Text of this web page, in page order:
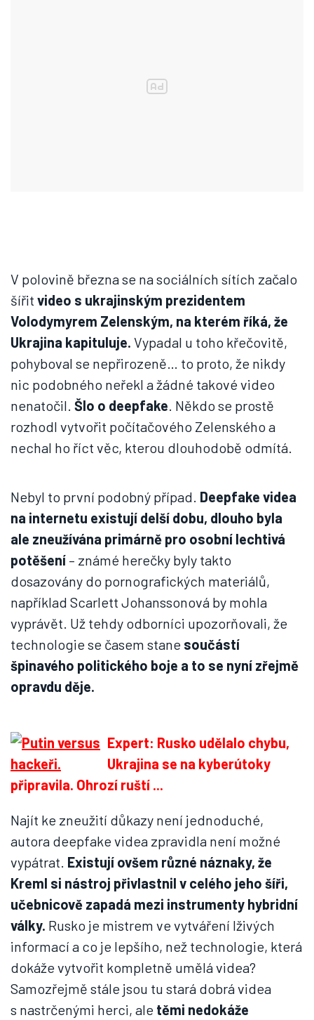
V polovině března se na sociálních sítích začalo
šířit video s ukrajinským prezidentem
Volodymyrem Zelenským, na kterém říká, že
Ukrajina kapituluje. Vypadal u toho křečovitě,
pohyboval se nepřirozeně… to proto, že nikdy
nic podobného neřekl a žádné takové video
nenatočil. Šlo o deepfake. Někdo se prostě
rozhodl vytvořit počítačového Zelenského a
nechal ho říct věc, kterou dlouhodobě odmítá.
Nebyl to první podobný případ. Deepfake videa
na internetu existují delší dobu, dlouho byla
ale zneužívána primárně pro osobní lechtivá
potěšení – známé herečky byly takto
dosazovány do pornografických materiálů,
například Scarlett Johanssonová by mohla
vyprávět. Už tehdy odborníci upozorňovali, že
technologie se časem stane součástí
špinavého politického boje a to se nyní zřejmě
opravdu děje.
Expert: Rusko udělalo chybu,
Ukrajina se na kyberútoky
připravila. Ohrozí ruští ...
Najít ke zneužití důkazy není jednoduché,
autora deepfake videa zpravidla není možné
vypátrat. Existují ovšem různé náznaky, že
Kreml si nástroj přivlastnil v celého jeho šíři,
učebnicově zapadá mezi instrumenty hybridní
války. Rusko je mistrem ve vytváření lživých
informací a co je lepšího, než technologie, která
dokáže vytvořit kompletně umělá videa?
Samozřejmě stále jsou tu stará dobrá videa
s nastrčenými herci, ale těmi nedokáže